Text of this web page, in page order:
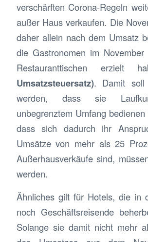
verschärften Corona-Regeln
außer Haus verkaufen. Die
daher allein nach dem Umsatz
die Gastronomen im
Restauranttischen erzielt
Umsatzsteuersatz). Damit soll
werden, dass sie
unbegrenztem Umfang
dass sich dadurch ihr
Umsätze von mehr als 25
Außerhausverkäufe sind,
werden.
Ähnliches gilt für Hotels, die in
noch Geschäftsreisende
Solange sie damit nicht mehr